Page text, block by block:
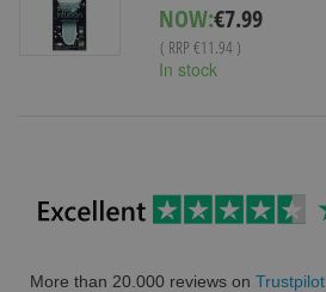
NOW:Special
Price
€7.99
( RRP €11.94 )
In stock
More than 20.000 reviews on Trustpilot